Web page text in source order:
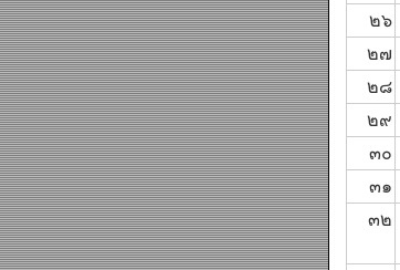
๒๖
๒๗
๒๘
๒๙
๓๐
๓๑
๓๒